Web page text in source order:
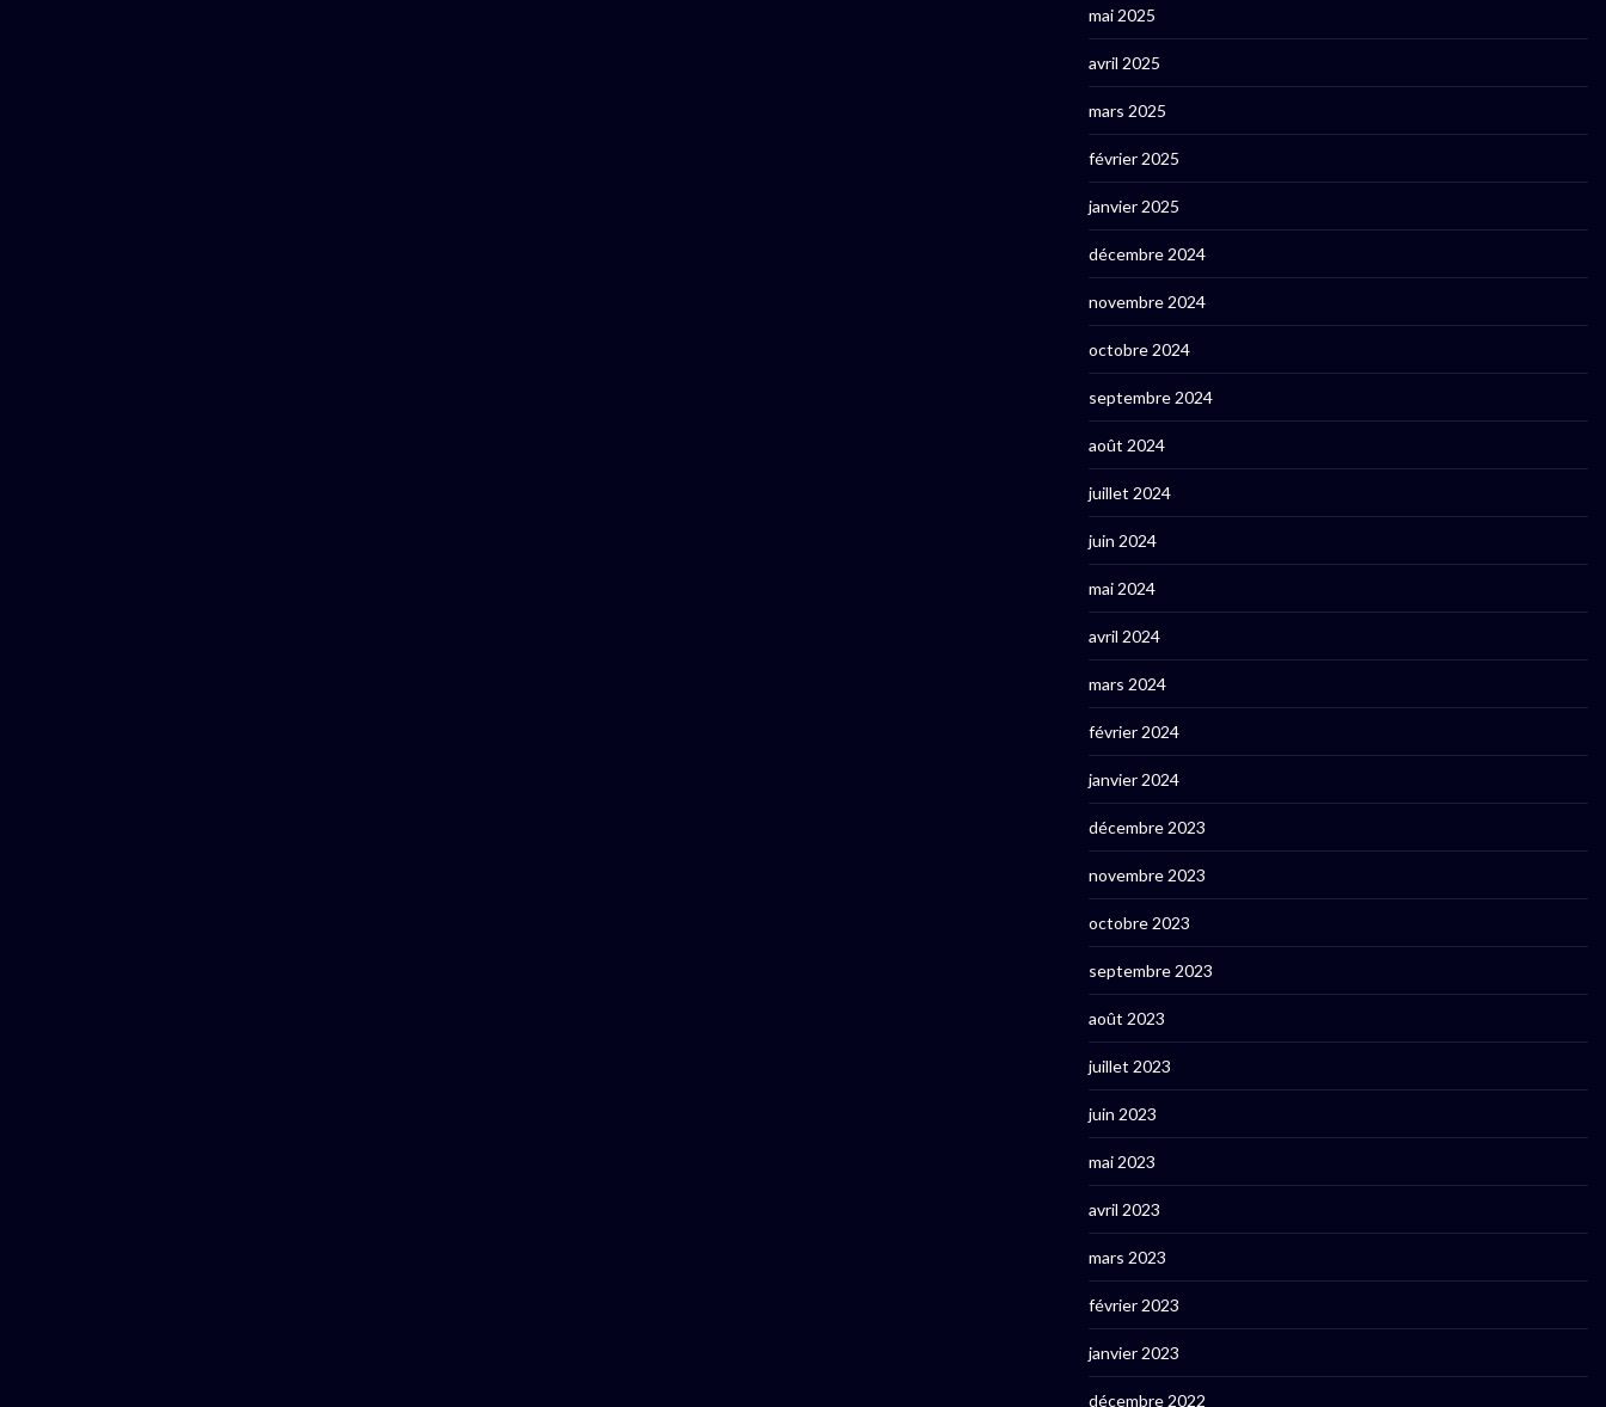
mai 2025
avril 2025
mars 2025
février 2025
janvier 2025
décembre 2024
novembre 2024
octobre 2024
septembre 2024
août 2024
juillet 2024
juin 2024
mai 2024
avril 2024
mars 2024
février 2024
janvier 2024
décembre 2023
novembre 2023
octobre 2023
septembre 2023
août 2023
juillet 2023
juin 2023
mai 2023
avril 2023
mars 2023
février 2023
janvier 2023
décembre 2022